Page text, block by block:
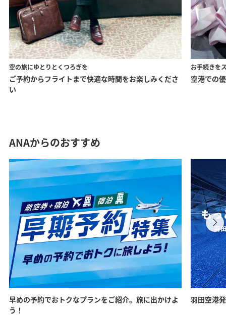
空の旅にゆとりとくつろぎを
ご予約からフライトまで快適な時間をお楽しみくださ
い
お手続きを
空港での
ANAからのおすすめ
早めの予約でおトクなプランをご紹介。旅に出かけよ
う！
羽田空港